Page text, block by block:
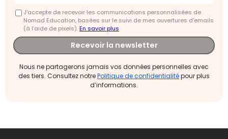
J'accepte de recevoir les communications personnalisées de
Nomad Education, basées sur le suivi de mes ouvertures d'emails
(à l’aide de pixels).En savoir plus
Recevoir la newsletter
Nous ne partagerons jamais vos données personnelles avec
des tiers. Consultez notrePolitique de confidentialitépour plus
d’informations.